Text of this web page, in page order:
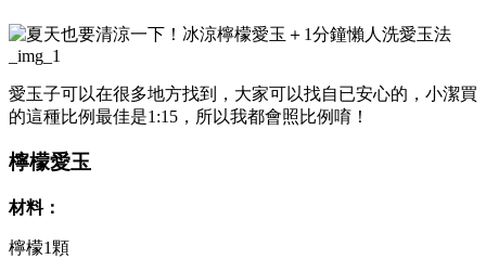
愛玉子可以在很多地方找到，大家可以找自已安心的，小潔買
的這種比例最佳是1:15，所以我都會照比例唷！
檸檬愛玉
材料：
檸檬1顆